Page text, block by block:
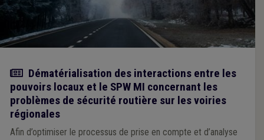
Actualité
Dématérialisation des interactions entre les
pouvoirs locaux et le SPW MI concernant les
problèmes de sécurité routière sur les voiries
régionales
Afin d’optimiser le processus de prise en compte et d’analyse